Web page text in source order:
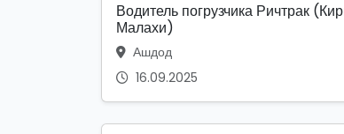
Водитель погрузчика Ричтрак
Малахи)
Ашдод
16.09.2025